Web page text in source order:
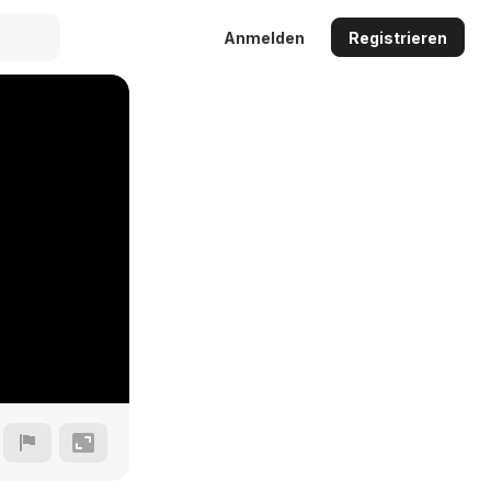
Anmelden Registrieren